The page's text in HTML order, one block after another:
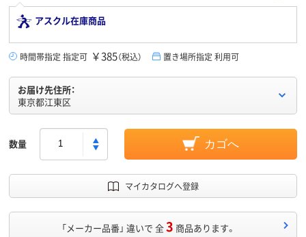
アスクル在庫商品
時間帯指定 指定可 ￥385（税込） 置き場所指定 利用可
お届け先住所：
東京都江東区
数量 カゴへ
マイカタログへ登録
「メーカー品番」 違いで 全3 商品あります。